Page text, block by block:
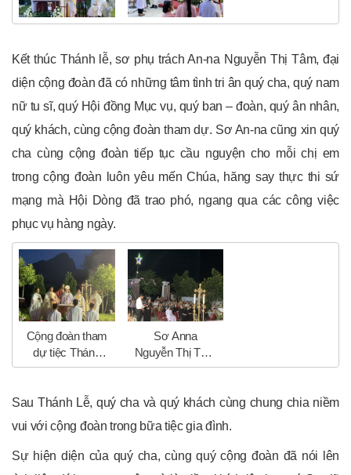
Kết thúc Thánh lễ, sơ phụ trách An-na Nguyễn Thị Tâm, đại
diện cộng đoàn đã có những tâm tình tri ân quý cha, quý nam
nữ tu sĩ, quý Hội đồng Mục vụ, quý ban – đoàn, quý ân nhân,
quý khách, cùng cộng đoàn tham dự. Sơ An-na cũng xin quý
cha cùng cộng đoàn tiếp tục cầu nguyện cho mỗi chị em
trong cộng đoàn luôn yêu mến Chúa, hăng say thực thi sứ
mạng mà Hội Dòng đã trao phó, ngang qua các công việc
phục vụ hàng ngày.
Cộng đoàn tham
dự tiệc Thánh
Thể
Sơ Anna
Nguyễn Thị Tâm
phụ trách CĐ có
Sau Thánh Lễ, quý cha và quý khách cùng chung chia niềm
vui với cộng đoàn trong bữa tiệc gia đình.
Sự hiện diện của quý cha, cùng quý cộng đoàn đã nói lên